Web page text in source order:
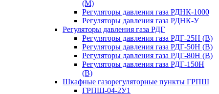
(М)
Регуляторы давления газа РДНК-1000
Регуляторы давления газа РДНК-У
Регуляторы давления газа РДГ
Регуляторы давления газа РДГ-25Н (В)
Регуляторы давления газа РДГ-50Н (В)
Регуляторы давления газа РДГ-80Н (В)
Регуляторы давления газа РДГ-150Н
(В)
Шкафные газорегуляторные пункты ГРПШ
ГРПШ-04-2У1